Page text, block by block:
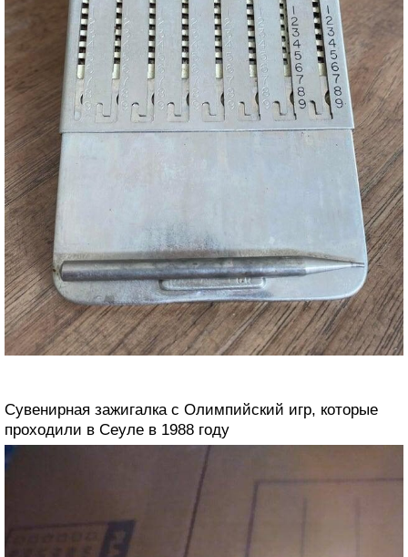
Сувенирная зажигалка с Олимпийский игр, которые
проходили в Сеуле в 1988 году